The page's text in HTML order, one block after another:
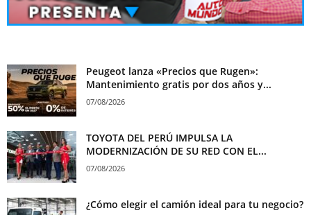
Peugeot lanza «Precios que Rugen»:
Mantenimiento gratis por dos años y...
07/08/2026
TOYOTA DEL PERÚ IMPULSA LA
MODERNIZACIÓN DE SU RED CON EL...
07/08/2026
¿Cómo elegir el camión ideal para tu negocio?